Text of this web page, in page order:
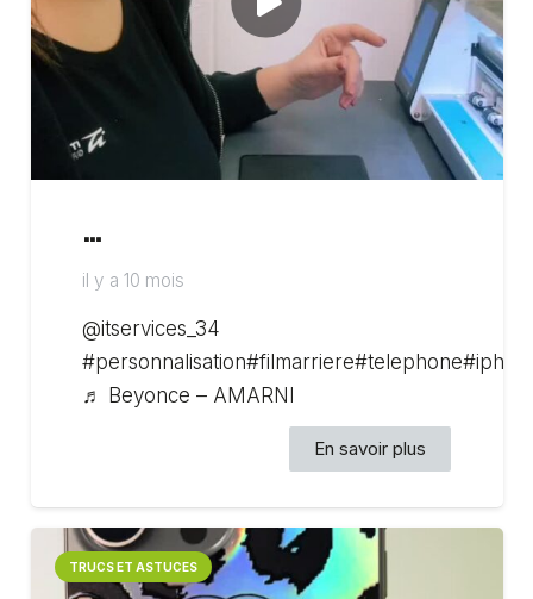
…
il y a 10 mois
@itservices_34
♬ Beyonce – AMARNI
En savoir plus
TRUCS ET ASTUCES